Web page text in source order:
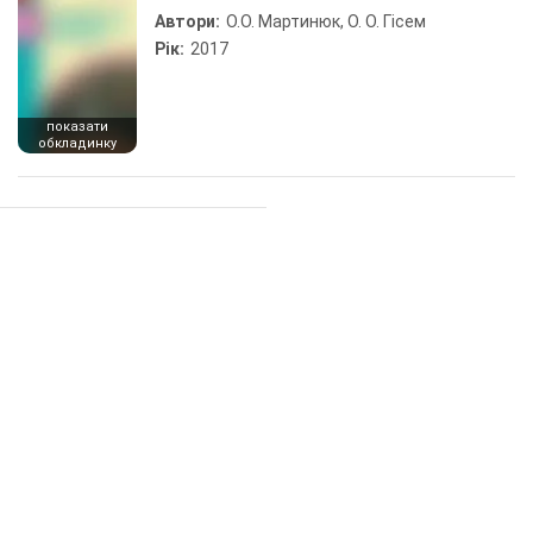
показати
обкладинку
Автори: О.О. Мартинюк, О. О. Гісем
Рік: 2017